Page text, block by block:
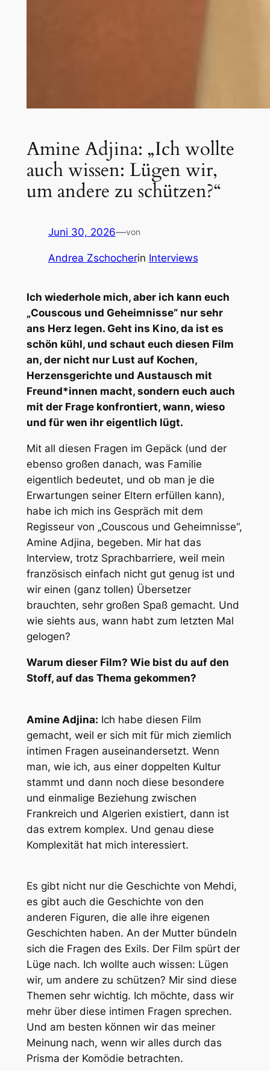
Amine Adjina: „Ich wollte
auch wissen: Lügen wir,
um andere zu schützen?“
Juni 30, 2026—von
Andrea Zschocherin Interviews
Ich wiederhole mich, aber ich kann euch
„Couscous und Geheimnisse“ nur sehr
ans Herz legen. Geht ins Kino, da ist es
schön kühl, und schaut euch diesen Film
an, der nicht nur Lust auf Kochen,
Herzensgerichte und Austausch mit
Freund*innen macht, sondern euch auch
mit der Frage konfrontiert, wann, wieso
und für wen ihr eigentlich lügt.
Mit all diesen Fragen im Gepäck (und der
ebenso großen danach, was Familie
eigentlich bedeutet, und ob man je die
Erwartungen seiner Eltern erfüllen kann),
habe ich mich ins Gespräch mit dem
Regisseur von „Couscous und Geheimnisse“,
Amine Adjina, begeben. Mir hat das
Interview, trotz Sprachbarriere, weil mein
französisch einfach nicht gut genug ist und
wir einen (ganz tollen) Übersetzer
brauchten, sehr großen Spaß gemacht. Und
wie siehts aus, wann habt zum letzten Mal
gelogen?
Warum dieser Film? Wie bist du auf den
Stoff, auf das Thema gekommen?
Amine Adjina: Ich habe diesen Film
gemacht, weil er sich mit für mich ziemlich
intimen Fragen auseinandersetzt. Wenn
man, wie ich, aus einer doppelten Kultur
stammt und dann noch diese besondere
und einmalige Beziehung zwischen
Frankreich und Algerien existiert, dann ist
das extrem komplex. Und genau diese
Komplexität hat mich interessiert.
Es gibt nicht nur die Geschichte von Mehdi,
es gibt auch die Geschichte von den
anderen Figuren, die alle ihre eigenen
Geschichten haben. An der Mutter bündeln
sich die Fragen des Exils. Der Film spürt der
Lüge nach. Ich wollte auch wissen: Lügen
wir, um andere zu schützen? Mir sind diese
Themen sehr wichtig. Ich möchte, dass wir
mehr über diese intimen Fragen sprechen.
Und am besten können wir das meiner
Meinung nach, wenn wir alles durch das
Prisma der Komödie betrachten.